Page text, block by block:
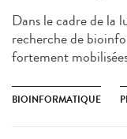
Dans le cadre de la
recherche de
fortement
BIOINFORMATIQUE